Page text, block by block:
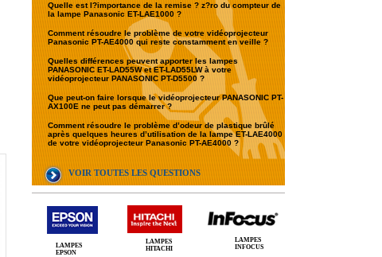
Quelle est l?importance de la remise ? z?ro du compteur de
la lampe Panasonic ET-LAE1000 ?
Comment résoudre le problème de votre vidéoprojecteur
Panasonic PT-AE4000 qui reste constamment en veille ?
Quelles différences peuvent apporter les lampes
PANASONIC ET-LAD55W et ET-LAD55LW à votre
vidéoprojecteur PANASONIC PT-D5500 ?
Que peut-on faire lorsque le vidéoprojecteur PANASONIC PT-
AX100E ne peut pas démarrer ?
Comment résoudre le problème d’odeur de plastique brûlé
après quelques heures d’utilisation de la lampe ET-LAE4000
de votre vidéoprojecteur Panasonic PT-AE4000 ?
VOIR TOUTES LES QUESTIONS
LAMPES
EPSON
LAMPES
HITACHI
LAMPES
INFOCUS